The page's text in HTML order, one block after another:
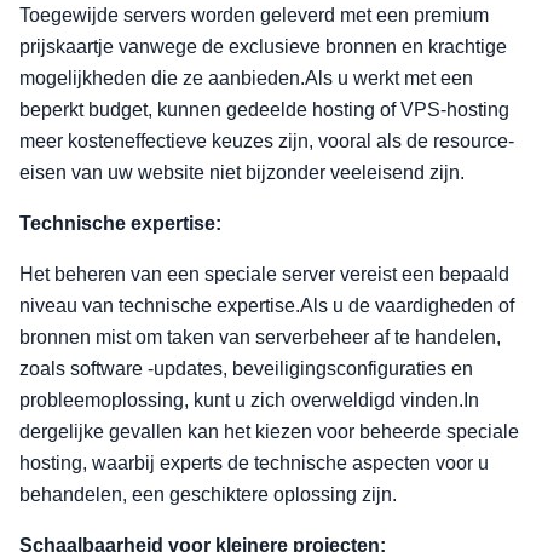
Toegewijde servers worden geleverd met een premium
prijskaartje vanwege de exclusieve bronnen en krachtige
mogelijkheden die ze aanbieden.Als u werkt met een
beperkt budget, kunnen gedeelde hosting of VPS-hosting
meer kosteneffectieve keuzes zijn, vooral als de resource-
eisen van uw website niet bijzonder veeleisend zijn.
Technische expertise:
Het beheren van een speciale server vereist een bepaald
niveau van technische expertise.Als u de vaardigheden of
bronnen mist om taken van serverbeheer af te handelen,
zoals software -updates, beveiligingsconfiguraties en
probleemoplossing, kunt u zich overweldigd vinden.In
dergelijke gevallen kan het kiezen voor beheerde speciale
hosting, waarbij experts de technische aspecten voor u
behandelen, een geschiktere oplossing zijn.
Schaalbaarheid voor kleinere projecten: